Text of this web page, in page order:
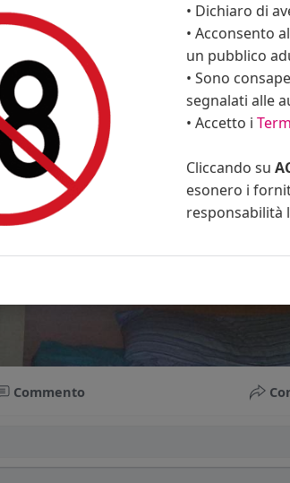
Commento
• Dichiaro di
• Acconsento
un pubblico
• Sono
segnalati alle
• Accetto i
Cliccando su
esonero i
responsabilità